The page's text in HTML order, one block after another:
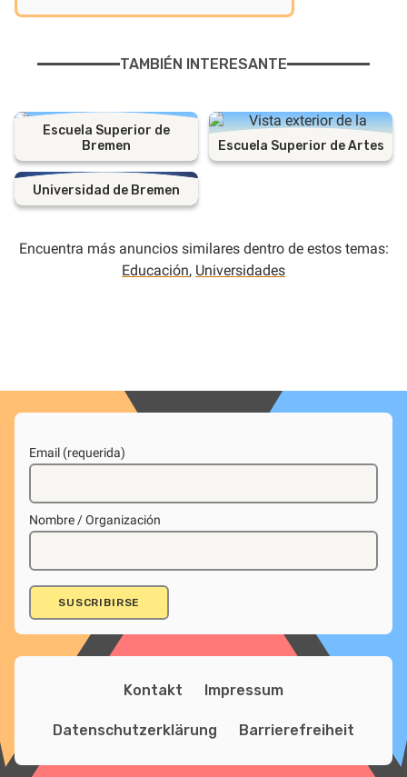
TAMBIÉN INTERESANTE
Escuela Superior de
Bremen
Escuela Superior de Artes
Universidad de Bremen
Encuentra más anuncios similares dentro de estos temas:
Educación, Universidades
Email (requerida)
Nombre / Organización
Kontakt Impressum
Datenschutzerklärung Barrierefreiheit